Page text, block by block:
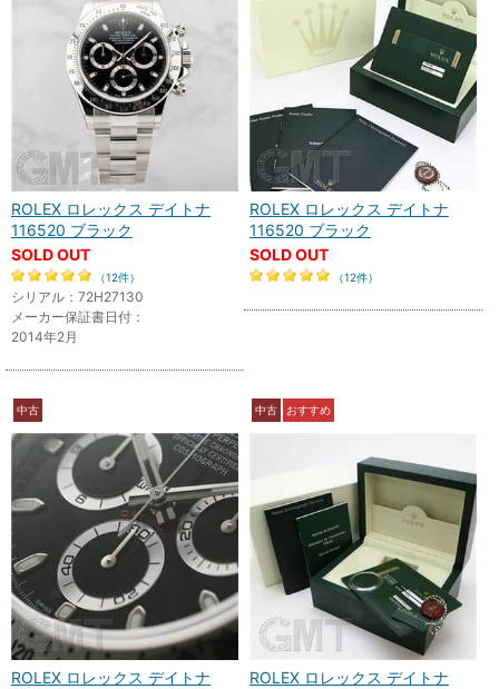
ROLEX ロレックス デイトナ
116520 ブラック
SOLD OUT
（12件）
シリアル：72H27130
メーカー保証書日付：
2014年2月
ROLEX ロレックス デイトナ
116520 ブラック
SOLD OUT
（12件）
中古
ROLEX ロレックス デイトナ
中古 おすすめ
ROLEX ロレックス デイトナ